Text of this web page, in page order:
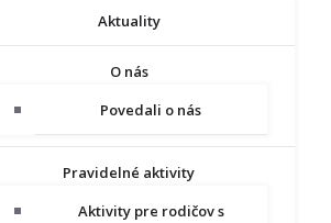
Aktuality
O nás
Povedali o nás
Pravidelné aktivity
Aktivity pre rodičov s